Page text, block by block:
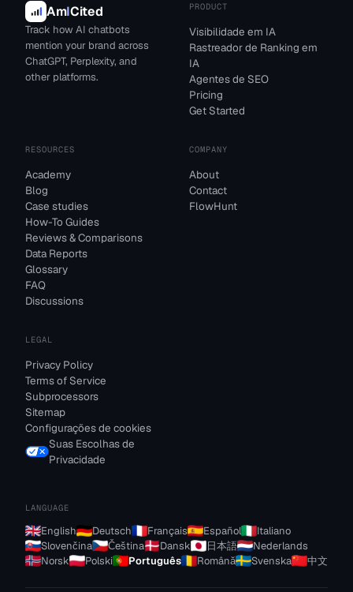
AmICited
Track how AI chatbots
mention your brand across
ChatGPT, Perplexity, and
other platforms.
PRODUCT
Visibilidade em IA
Rastreador de Ranking em
IA
Agentes de SEO
Pricing
Get Started
RESOURCES
Academy
Blog
Case studies
How-To Guides
Reviews & Comparisons
Data Reports
Glossary
FAQ
Discussions
COMPANY
About
Contact
FlowHunt
LEGAL
Privacy Policy
Terms of Service
Subprocessors
Sitemap
Configurações de cookies
Suas Escolhas de
Privacidade
LANGUAGE
English Deutsch Français Español
Italiano
Slovenčina
Čeština Dansk 日本語
Nederlands
Norsk
Polski Português Română Svenska 中文